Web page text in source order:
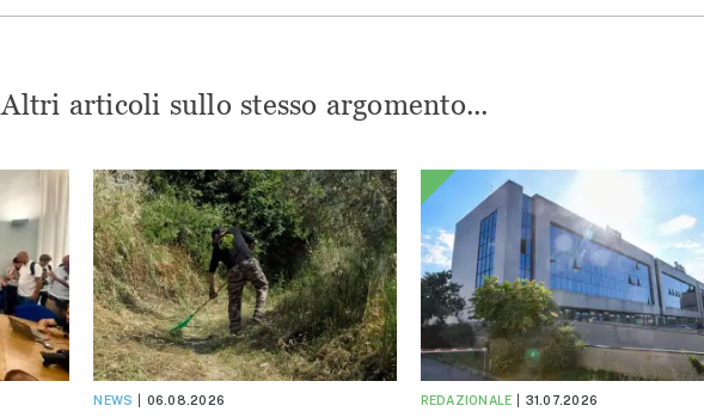
Altri articoli sullo stesso argomento...
NEWS 06.08.2026 REDAZIONALE 31.07.2026